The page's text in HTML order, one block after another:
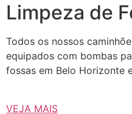
Limpeza de
Todos os nossos
equipados com bombas
fossas em Belo Horizonte
VEJA MAIS